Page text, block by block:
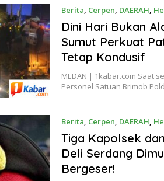
Berita, Cerpen, DAERAH,
8, 2026
Dini Hari Bukan
Sumut Perkuat
Tetap Kondusif
MEDAN | 1kabar.com Saat
Personel Satuan Brimob
Berita, Cerpen, DAERAH,
8, 2026
Tiga Kapolsek
Deli Serdang
Bergeser!